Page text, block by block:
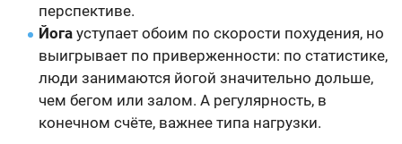
перспективе.
Йога уступает обоим по скорости похудения, но
выигрывает по приверженности: по статистике,
люди занимаются йогой значительно дольше,
чем бегом или залом. А регулярность, в
конечном счёте, важнее типа нагрузки.